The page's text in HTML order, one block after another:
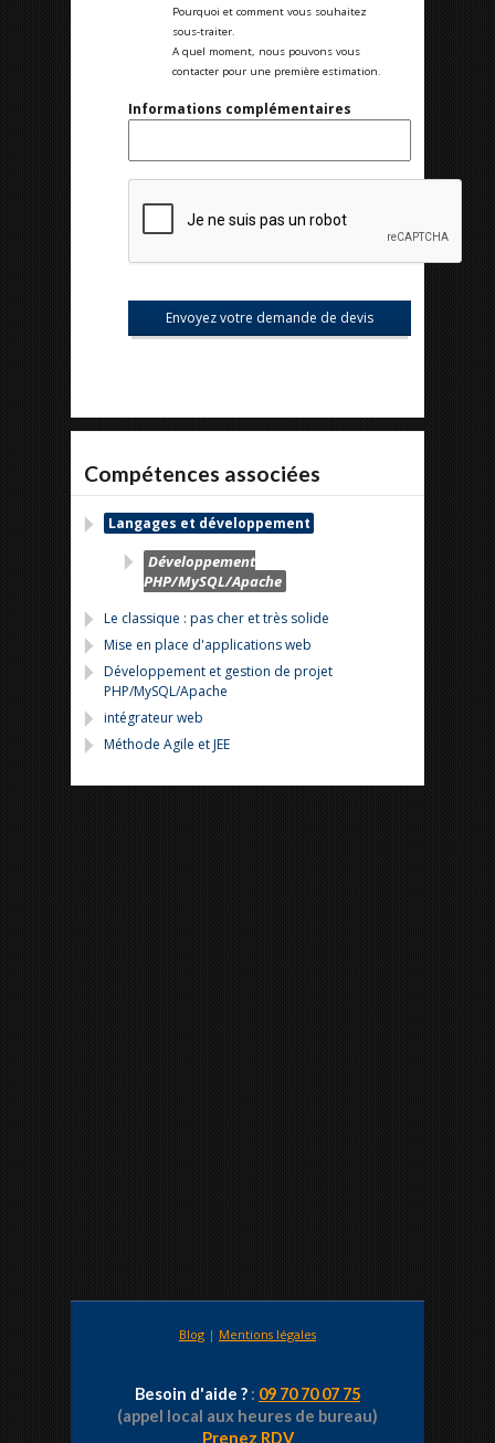
Pourquoi et comment vous souhaitez
sous-traiter.
A quel moment, nous pouvons vous
contacter pour une première estimation.
Informations complémentaires
Compétences associées
Langages et développement
Développement
PHP/MySQL/Apache
Le classique : pas cher et très solide
Mise en place d'applications web
Développement et gestion de projet
PHP/MySQL/Apache
intégrateur web
Méthode Agile et JEE
Blog | Mentions légales
Besoin d'aide ? : 09 70 70 07 75
(appel local aux heures de bureau)
Prenez RDV